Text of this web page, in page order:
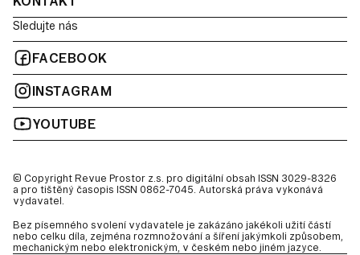
Sledujte nás
FACEBOOK
INSTAGRAM
YOUTUBE
© Copyright Revue Prostor z.s. pro digitální obsah ISSN 3029-8326
a pro tištěný časopis ISSN 0862-7045. Autorská práva vykonává
vydavatel.
Bez písemného svolení vydavatele je zakázáno jakékoli užití částí
nebo celku díla, zejména rozmnožování a šíření jakýmkoli způsobem,
mechanickým nebo elektronickým, v českém nebo jiném jazyce.